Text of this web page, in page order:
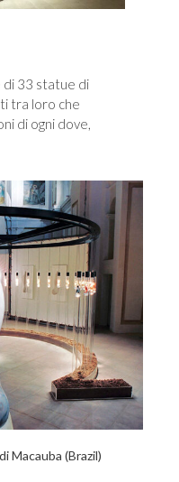
di 33 statue di
tra loro che
di ogni dove,
Macauba (Brazil)